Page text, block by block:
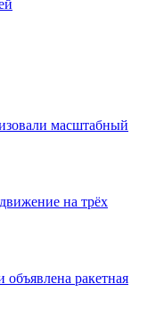
масштабный
на трёх
ракетная